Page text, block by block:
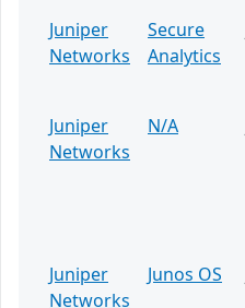
Juniper
Networks
Secure
Analytics
Juniper
Networks
N/A
Juniper
Networks
Junos OS